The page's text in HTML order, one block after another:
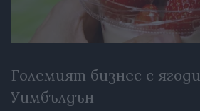
Големият бизнес с
Уимбълдън